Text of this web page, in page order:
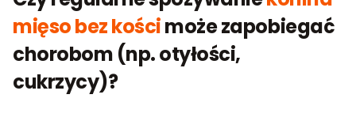
mięso bez kościmoże zapobiegać
chorobom (np. otyłości,
cukrzycy)?